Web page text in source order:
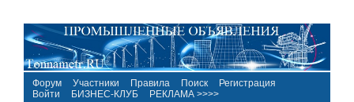
Форум Участники Правила Поиск
Регистрация
Войти
БИЗНЕС-КЛУБ РЕКЛАМА >>>>